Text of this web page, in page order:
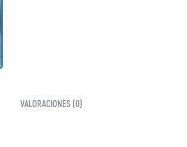
VALORACIONES (0)